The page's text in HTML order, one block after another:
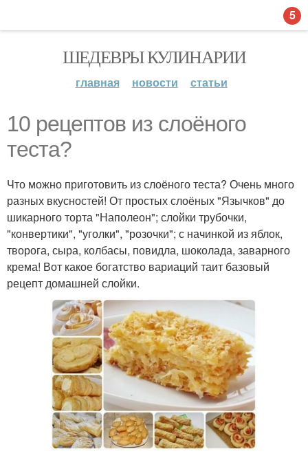
ШЕДЕВРЫ КУЛИНАРИИ
главная новости статьи
10 рецептов из слоёного
теста?
Что можно приготовить из слоёного теста? Очень много
разных вкусностей! От простых слоёных "Язычков" до
шикарного торта "Наполеон"; слойки трубочки,
"конвертики", "уголки", "розочки"; с начинкой из яблок,
творога, сыра, колбасы, повидла, шоколада, заварного
крема! Вот какое богатство вариаций таит базовый
рецепт домашней слойки.
5